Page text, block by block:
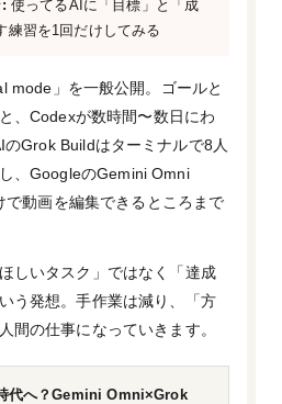
使ってるAIに「目標」と「成
練習を1回だけしてみる
mode」を一般公開。ゴールと
、Codexが数時間〜数日にわ
Grok Buildはターミナルで8人
、GoogleのGemini Omni
動画を編集できるところまで
しいタスク」ではなく「達成
う発想。手作業は減り、「方
間の仕事になっていきます。
代へ？Gemini Omni×Grok